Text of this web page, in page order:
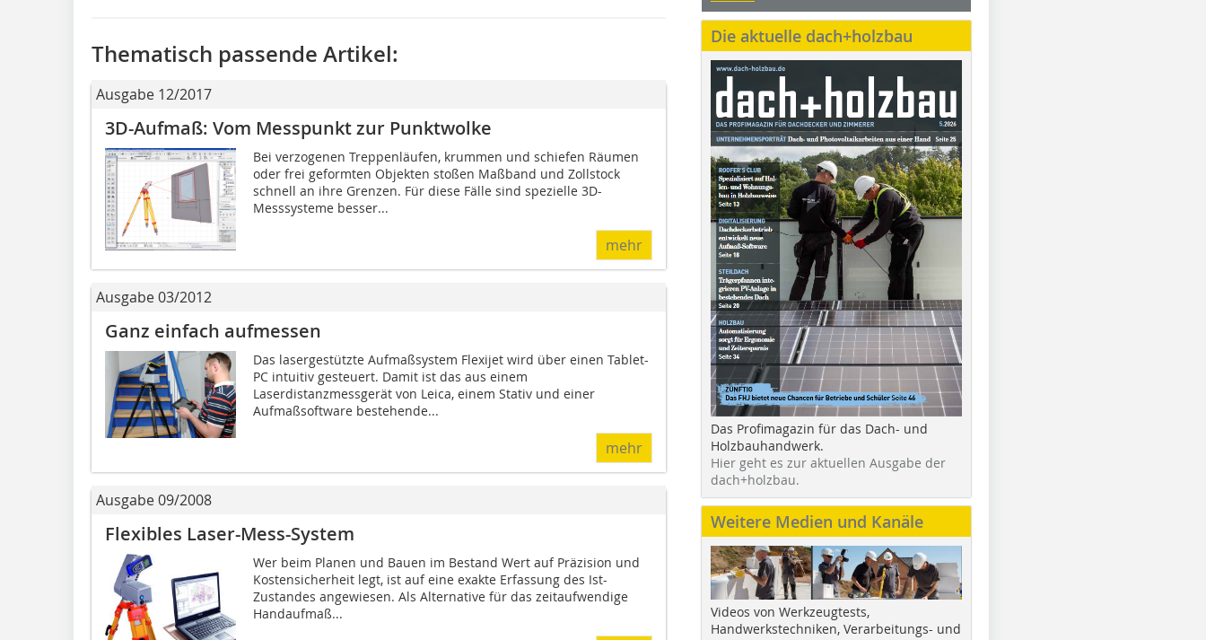
Thematisch passende Artikel:
Ausgabe 12/2017
3D-Aufmaß: Vom Messpunkt zur Punktwolke
Bei verzogenen Treppenläufen, krummen und schiefen Räumen
oder frei geformten Objekten stoßen Maßband und Zollstock
schnell an ihre Grenzen. Für diese Fälle sind spezielle 3D-
Messsysteme besser...
mehr
Ausgabe 03/2012
Ganz einfach aufmessen
Das lasergestützte Aufmaßsystem Flexijet wird über einen Tablet-
PC intuitiv gesteuert. Damit ist das aus einem
Laserdistanzmessgerät von Leica, einem Stativ und einer
Aufmaßsoftware bestehende...
mehr
Ausgabe 09/2008
Flexibles Laser-Mess-System
Wer beim Planen und Bauen im Bestand Wert auf Präzision und
Kostensicherheit legt, ist auf eine exakte Erfassung des Ist-
Zustandes angewiesen. Als Alternative für das zeitaufwendige
Handaufmaß...
Die aktuelle dach+holzbau
Das Profimagazin für das Dach- und
Holzbauhandwerk.
Hier geht es zur aktuellen Ausgabe der
dach+holzbau.
Weitere Medien und Kanäle
Videos von Werkzeugtests,
Handwerkstechniken, Verarbeitungs- und